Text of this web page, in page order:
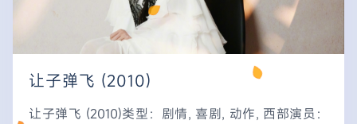
让子弹飞 (2010)
让子弹飞 (2010)类型：剧情, 喜剧, 动作, 西部演员：